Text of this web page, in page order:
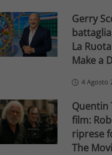
Gerry
La
Make a
4 Agosto
Quentin
film:
riprese
The